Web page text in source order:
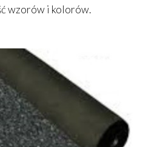
wzorów i kolorów.